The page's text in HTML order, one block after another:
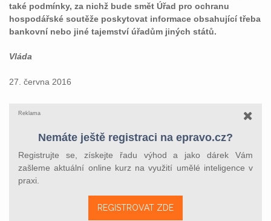
také podmínky, za nichž bude smět Úřad pro ochranu
hospodářské soutěže poskytovat informace obsahující třeba
bankovní nebo jiné tajemství úřadům jiných států.
Vláda
27. června 2016
Reklama
Nemáte ještě registraci na epravo.cz?
Registrujte se, získejte řadu výhod a jako dárek Vám
zašleme aktuální online kurz na využití umělé inteligence v
praxi.
REGISTROVAT ZDE